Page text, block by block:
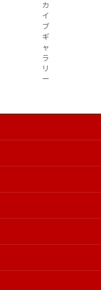
カ
イ
ブ
ギ
ャ
ラ
リ
ー